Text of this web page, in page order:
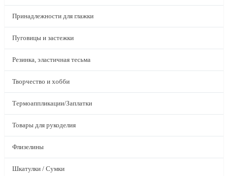
Принадлежности для глажки
Пуговицы и застежки
Резинка, эластичная тесьма
Творчество и хобби
Термоаппликации/Заплатки
Товары для рукоделия
Флизелины
Шкатулки / Сумки